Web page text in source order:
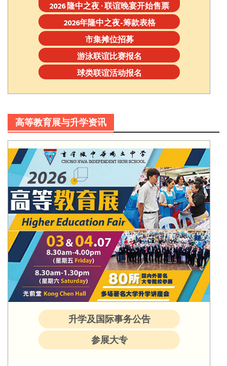
2026 隆中之夜 · 联谊晚宴开始售票
2026年隆中之夜-筹款表格
市集摊位招募
游泳联谊比赛报名
球类联谊活动报名
高等教育展与升学资讯
升学及国际事务公告
参展大专